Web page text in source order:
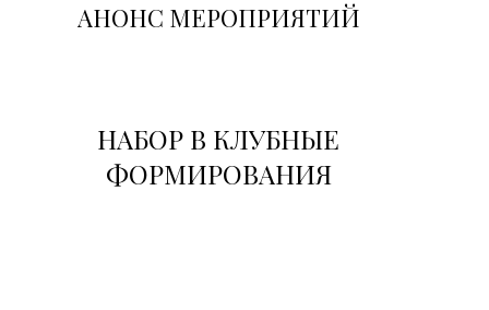
АНОНС МЕРОПРИЯТИЙ
НАБОР В КЛУБНЫЕ
ФОРМИРОВАНИЯ